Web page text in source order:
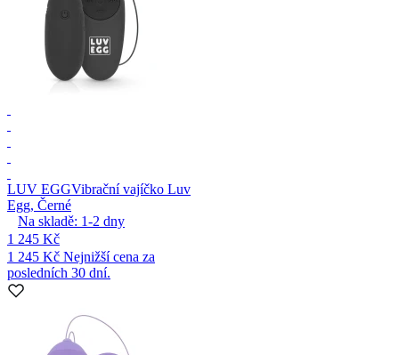
LUV EGGVibrační vajíčko Luv
Egg, Černé
Na skladě: 1-2 dny
1 245 Kč
1 245 Kč Nejnižší cena za
posledních 30 dní.